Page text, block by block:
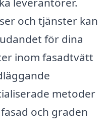
och tjänster kan
för dina
inom fasadtvätt
metoder
och graden